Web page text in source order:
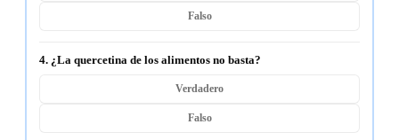
Falso
4. ¿La quercetina de los alimentos no basta?
Verdadero
Falso